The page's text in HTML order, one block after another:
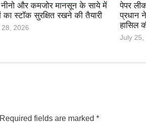
और कमजोर मानसून के साये में
का स्टॉक सुरक्षित रखने की तैयारी
28, 2026
पेपर
प्रधान
हासिल
July 25,
Required fields are marked *